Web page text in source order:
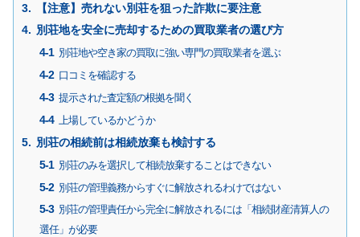
【注意】売れない別荘を狙った詐欺に要注意
別荘地を安全に売却するための買取業者の選び方
別荘地や空き家の買取に強い専門の買取業者を選ぶ
口コミを確認する
提示された査定額の根拠を聞く
上場しているかどうか
別荘の相続前は相続放棄も検討する
別荘のみを選択して相続放棄することはできない
別荘の管理義務からすぐに解放されるわけではない
別荘の管理責任から完全に解放されるには「相続財産清算人の
選任」が必要